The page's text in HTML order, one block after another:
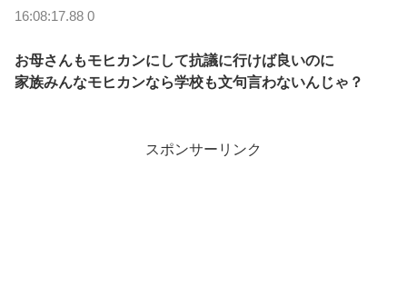
16:08:17.88 0
お母さんもモヒカンにして抗議に行けば良いのに
家族みんなモヒカンなら学校も文句言わないんじゃ？
スポンサーリンク